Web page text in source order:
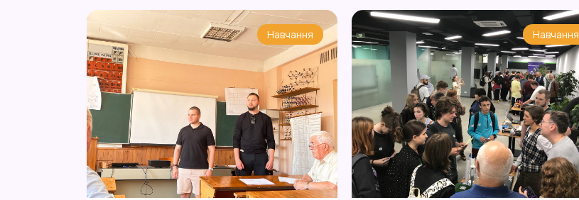
Навчання Навчання